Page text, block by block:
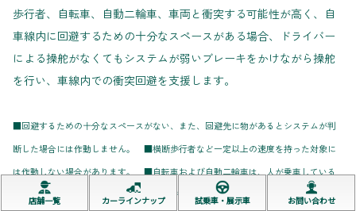
歩行者、自転車、自動二輪車、車両と衝突する可能性が高く、自
車線内に回避するための十分なスペースがある場合、ドライバー
による操舵がなくてもシステムが弱いブレーキをかけながら操舵
を行い、車線内での衝突回避を支援します。
■回避するための十分なスペースがない、また、回避先に物があるとシステムが判
断した場合には作動しません。 ■横断歩行者など一定以上の速度を持った対象に
は作動しない場合があります。 ■自転車および自動二輪車は、人が乗車している
状態が対象です。 ■写真は作動イメージです。 ■写真のカメラ・レーダーの検
店舗一覧 カーラインナップ 試乗車・展示車 お問い合わせ